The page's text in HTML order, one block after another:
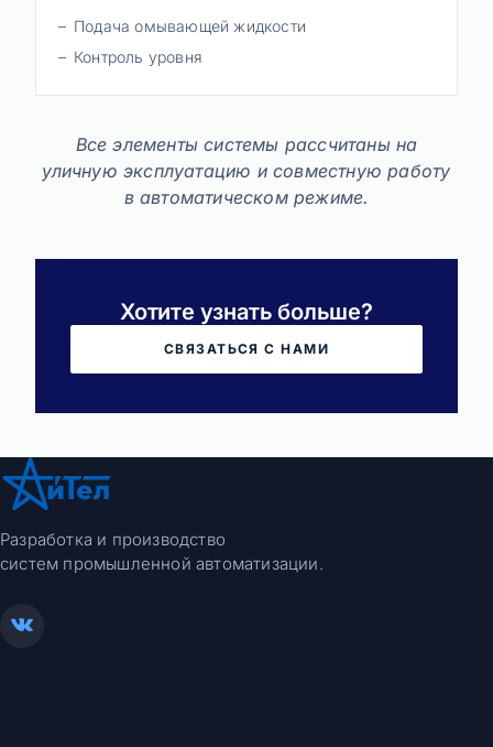
Подача омывающей жидкости
Контроль уровня
Все элементы системы рассчитаны на
уличную эксплуатацию и совместную работу
в автоматическом режиме.
Хотите узнать больше?
СВЯЗАТЬСЯ С НАМИ
Разработка и производство
систем промышленной автоматизации.